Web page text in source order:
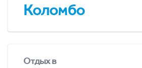
Коломбо
Отдых в